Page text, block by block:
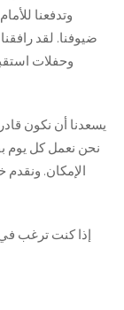
وتدفعنا
ضيوفنا. لقد
وحفلات
يسعدنا أن نكون
نحن نعمل كل يوم
الإمكان.
إذا كنت ترغب